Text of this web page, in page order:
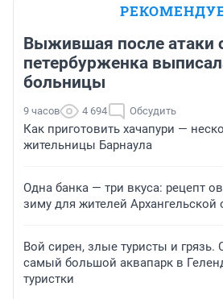
Выжившая после атаки
петербурженка
больницы
9 часов 4 694 Обсудить
Как приготовить хачапури —
жительницы Барнаула
Одна банка — три вкуса: рецепт
зиму для жителей Архангельской
Вой сирен, злые туристы и грязь.
самый большой аквапарк в
туристки